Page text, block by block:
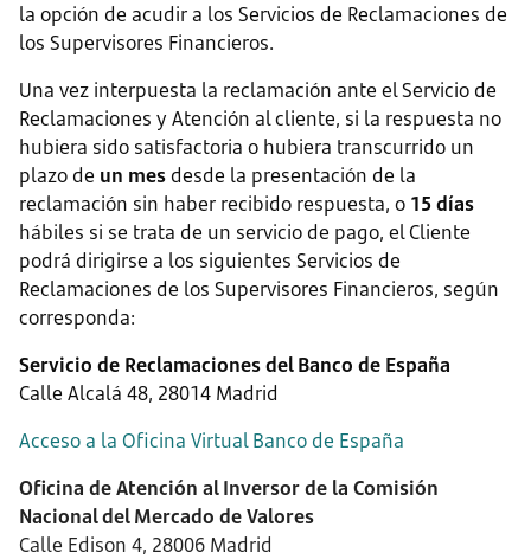
la opción de acudir a los Servicios de Reclamaciones de
los Supervisores Financieros.
Una vez interpuesta la reclamación ante el Servicio de
Reclamaciones y Atención al cliente, si la respuesta no
hubiera sido satisfactoria o hubiera transcurrido un
plazo de un mes desde la presentación de la
reclamación sin haber recibido respuesta, o 15 días
hábiles si se trata de un servicio de pago, el Cliente
podrá dirigirse a los siguientes Servicios de
Reclamaciones de los Supervisores Financieros, según
corresponda:
Servicio de Reclamaciones del Banco de España
Calle Alcalá 48, 28014 Madrid
Acceso a la Oficina Virtual Banco de España
Oficina de Atención al Inversor de la Comisión
Nacional del Mercado de Valores
Calle Edison 4, 28006 Madrid